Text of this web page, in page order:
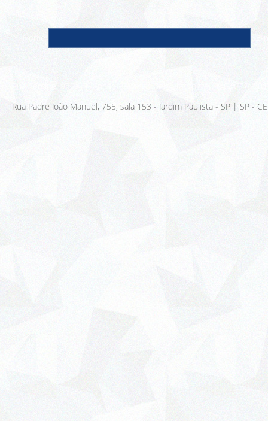
E-
Rua Padre João Manuel, 755, sala 153 - Jardim Paulista - SP | SP -